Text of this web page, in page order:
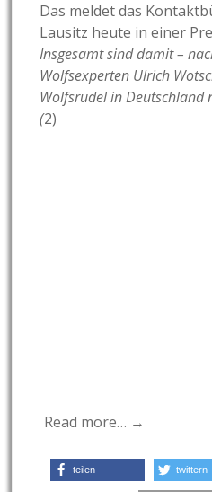
Das meldet das
Lausitz heute in einer
Insgesamt sind damit –
Wolfsexperten Ulrich
Wolfsrudel in Deutschland
(2)
Read more… →
teilen twittern